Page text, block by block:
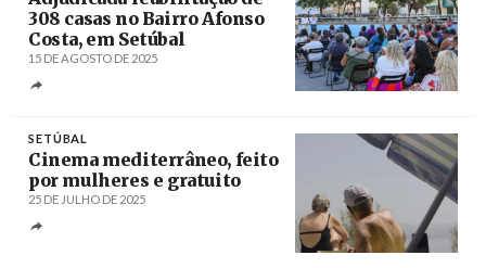
308 casas no Bairro Afonso
Costa, em Setúbal
15 DE AGOSTO DE 2025
SETÚBAL
Cinema mediterrâneo, feito
por mulheres e gratuito
25 DE JULHO DE 2025